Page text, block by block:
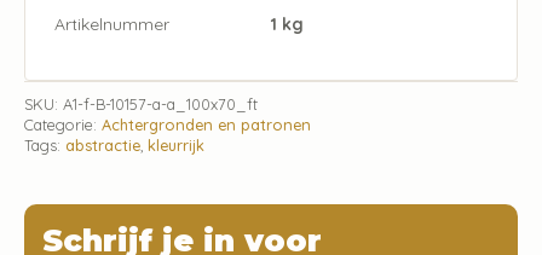
Artikelnummer 1 kg
SKU: A1-f-B-10157-a-a_100x70_ft
Categorie: Achtergronden en patronen
Tags: abstractie kleurrijk
Schrijf je in voor